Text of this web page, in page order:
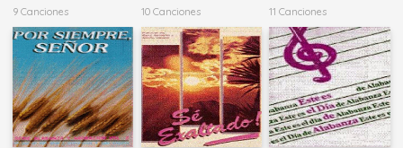
9 Canciones 10 Canciones 11 Canciones